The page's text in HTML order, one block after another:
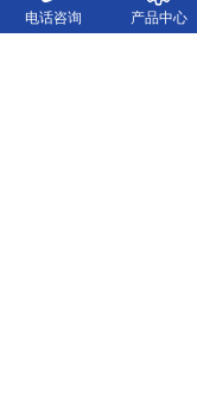
电话咨询 产品中心